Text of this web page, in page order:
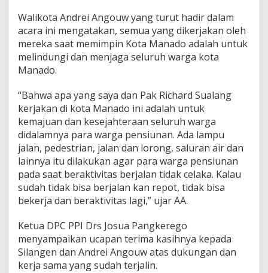
Walikota Andrei Angouw yang turut hadir dalam
acara ini mengatakan, semua yang dikerjakan oleh
mereka saat memimpin Kota Manado adalah untuk
melindungi dan menjaga seluruh warga kota
Manado.
“Bahwa apa yang saya dan Pak Richard Sualang
kerjakan di kota Manado ini adalah untuk
kemajuan dan kesejahteraan seluruh warga
didalamnya para warga pensiunan. Ada lampu
jalan, pedestrian, jalan dan lorong, saluran air dan
lainnya itu dilakukan agar para warga pensiunan
pada saat beraktivitas berjalan tidak celaka. Kalau
sudah tidak bisa berjalan kan repot, tidak bisa
bekerja dan beraktivitas lagi,” ujar AA.
Ketua DPC PPI Drs Josua Pangkerego
menyampaikan ucapan terima kasihnya kepada
Silangen dan Andrei Angouw atas dukungan dan
kerja sama yang sudah terjalin.